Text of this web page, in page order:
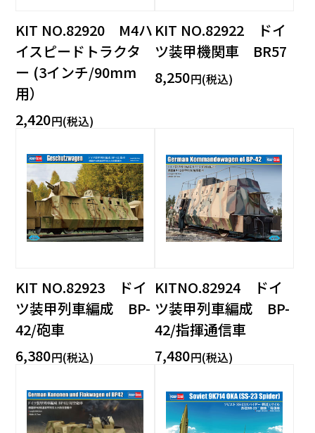
KIT NO.82920 M4ハ
イスピードトラクタ
ー (3インチ/90mm
用）
2,420円(税込)
KIT NO.82922 ドイ
ツ装甲機関車 BR57
8,250円(税込)
KIT NO.82923 ドイ
ツ装甲列車編成 BP-
42/砲車
6,380円(税込)
KITNO.82924 ドイ
ツ装甲列車編成 BP-
42/指揮通信車
7,480円(税込)